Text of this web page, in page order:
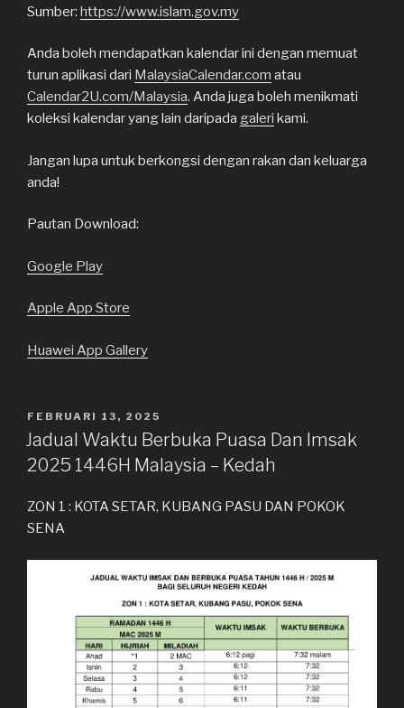
Sumber: https://www.islam.gov.my
Anda boleh mendapatkan kalendar ini dengan memuat
turun aplikasi dari MalaysiaCalendar.com atau
Calendar2U.com/Malaysia. Anda juga boleh menikmati
koleksi kalendar yang lain daripada galeri kami.
Jangan lupa untuk berkongsi dengan rakan dan keluarga
anda!
Pautan Download:
Google Play
Apple App Store
Huawei App Gallery
DIKIRIM
PADA
FEBRUARI 13, 2025
Jadual Waktu Berbuka Puasa Dan Imsak
2025 1446H Malaysia – Kedah
ZON 1 : KOTA SETAR, KUBANG PASU DAN POKOK
SENA